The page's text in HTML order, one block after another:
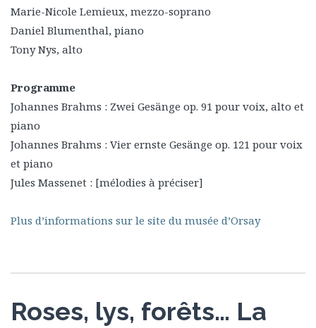
Marie-Nicole Lemieux, mezzo-soprano
Daniel Blumenthal, piano
Tony Nys, alto
Programme
Johannes Brahms : Zwei Gesänge op. 91 pour voix, alto et
piano
Johannes Brahms : Vier ernste Gesänge op. 121 pour voix
et piano
Jules Massenet : [mélodies à préciser]
Plus d’informations sur le site du musée d’Orsay
Roses, lys, forêts… La